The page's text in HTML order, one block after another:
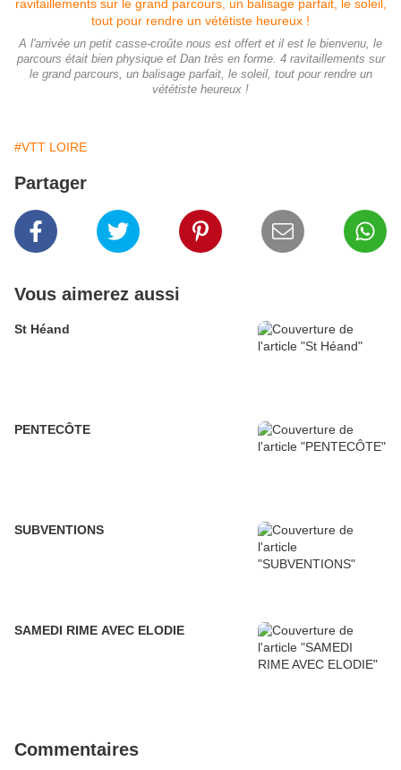
A l'arrivée un petit casse-croûte nous est offert et il est le bienvenu, le
parcours était bien physique et Dan très en forme. 4 ravitaillements sur
le grand parcours, un balisage parfait, le soleil, tout pour rendre un
vététiste heureux !
#VTT LOIRE
Partager
Vous aimerez aussi
St Héand
PENTECÔTE
SUBVENTIONS
SAMEDI RIME AVEC ELODIE
Commentaires